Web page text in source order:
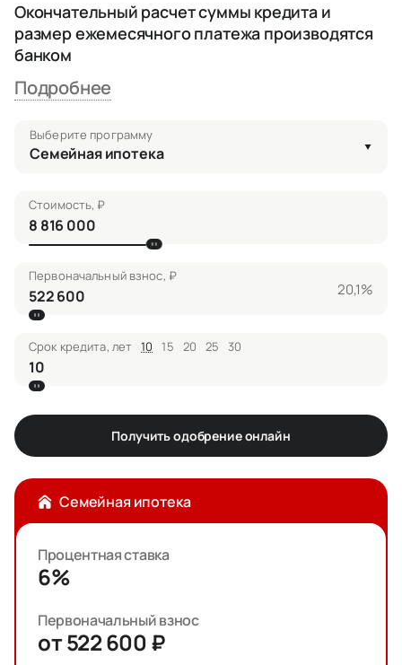
Окончательный расчет суммы кредита и
размер ежемесячного платежа производятся
банком
Подробнее
Выберите программу
Семейная ипотека
Стоимость, ₽
Первоначальный взнос, ₽
20,1%
Срок кредита, лет 10 15 20 25 30
Получить одобрение онлайн
Семейная ипотека
Процентная ставка
6%
Первоначальный взнос
от 522 600 ₽